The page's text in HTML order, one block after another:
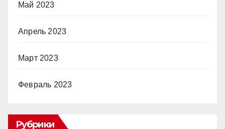
Май 2023
Апрель 2023
Март 2023
Февраль 2023
Рубрики